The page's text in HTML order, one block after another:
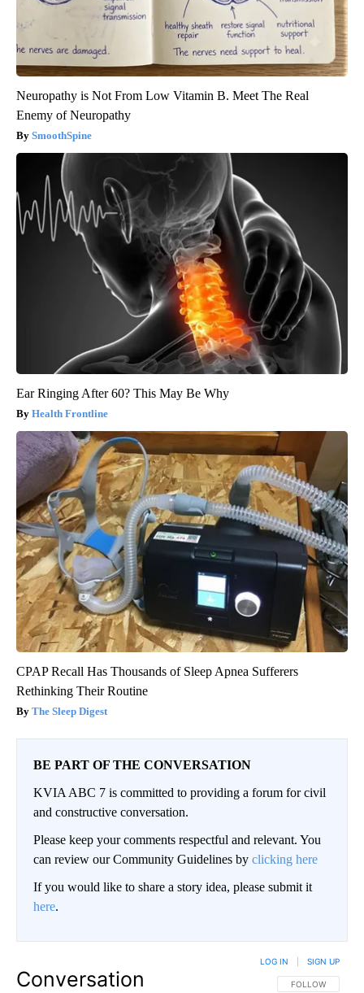
Neuropathy is Not From Low Vitamin B. Meet The Real
Enemy of Neuropathy
SmoothSpine
Ear Ringing After 60? This May Be Why
Health Frontline
CPAP Recall Has Thousands of Sleep Apnea Sufferers
Rethinking Their Routine
The Sleep Digest
BE PART OF THE CONVERSATION
KVIA ABC 7 is committed to providing a forum for civil
and constructive conversation.
Please keep your comments respectful and relevant. You
can review our Community Guidelines by clicking here
If you would like to share a story idea, please submit it
here.
Conversation FOLLOW THIS
FOLLOW
LOG IN SIGN UP